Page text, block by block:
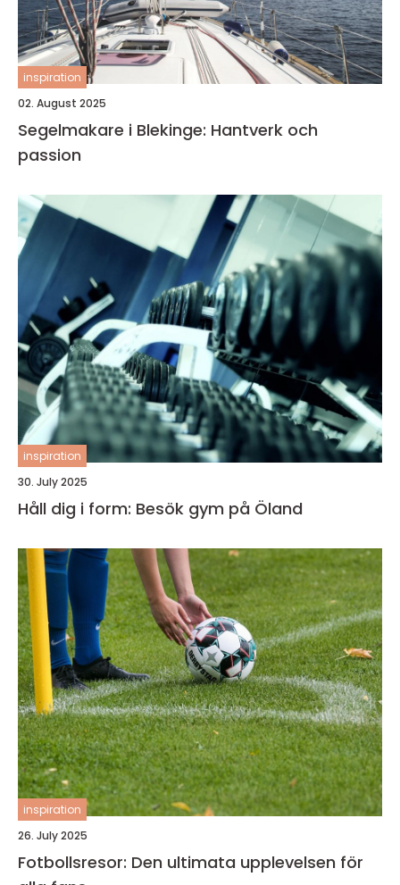
inspiration
02. August 2025
Segelmakare i Blekinge: Hantverk och
passion
inspiration
30. July 2025
Håll dig i form: Besök gym på Öland
inspiration
26. July 2025
Fotbollsresor: Den ultimata upplevelsen för